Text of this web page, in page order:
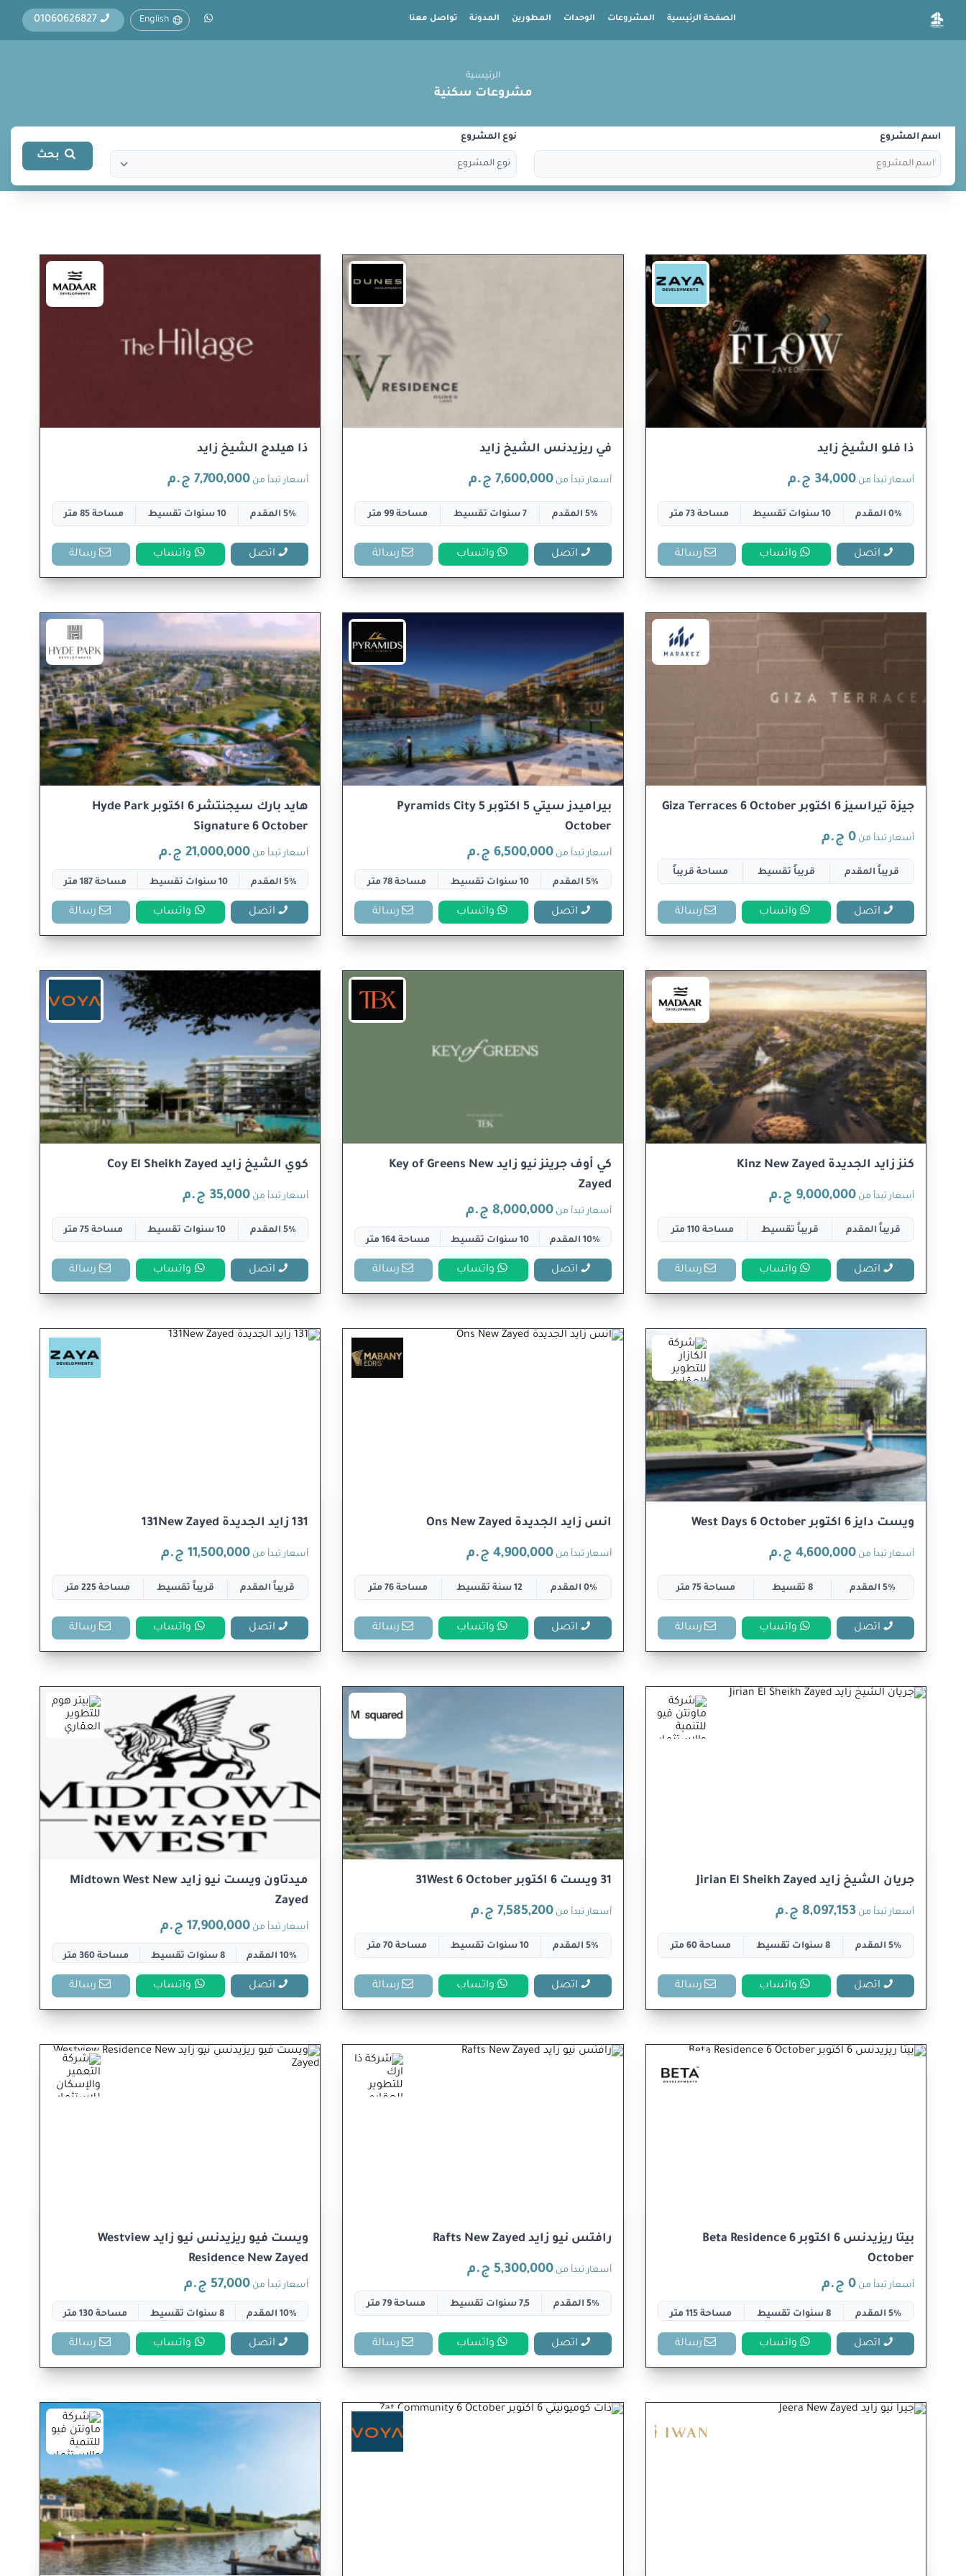
الصفحة الرئيسية المشروعات الوحدات المطورين المدونة تواصل معنا English
01060626827
الرئيسية
مشروعات سكنية
اسم المشروع نوع المشروع
بحث
ذا فلو الشيخ زايد
أسعار تبدأ من 34,000 ج.م
0% المقدم 10 سنوات تقسيط مساحة 73 متر
اتصل واتساب رسالة
في ريزيدنس الشيخ زايد
أسعار تبدأ من7,600,000 ج.م
5% المقدم 7 سنوات تقسيط مساحة 99 متر
اتصل واتساب رسالة
ذا هيلدج الشيخ زايد
أسعار تبدأ من 7,700,000 ج.م
5% المقدم 10 سنوات تقسيط مساحة 85 متر
اتصل واتساب رسالة
جيزة تيراسيز 6 اكتوبر Giza Terraces 6 October
أسعار تبدأ من 0 ج.م
قريباً المقدم قريباً تقسيط مساحة قريباً
اتصل واتساب رسالة
بيراميدز سيتي 5 اكتوبر Pyramids City 5
October
أسعار تبدأ من6,500,000 ج.م
5% المقدم 10 سنوات تقسيط مساحة 78 متر
اتصل واتساب رسالة
هايد بارك سيجنتشر 6 اكتوبر Hyde Park
Signature 6 October
أسعار تبدأ من 21,000,000 ج.م
5% المقدم 10 سنوات تقسيط مساحة 187 متر
اتصل واتساب رسالة
كنز زايد الجديدة Kinz New Zayed
أسعار تبدأ من 9,000,000 ج.م
قريباً المقدم قريباً تقسيط مساحة 110 متر
اتصل واتساب رسالة
كي أوف جرينز نيو زايد Key of Greens New
Zayed
أسعار تبدأ من8,000,000 ج.م
10% المقدم 10 سنوات تقسيط مساحة 164 متر
اتصل واتساب رسالة
كوي الشيخ زايد Coy El Sheikh Zayed
أسعار تبدأ من 35,000 ج.م
5% المقدم 10 سنوات تقسيط مساحة 75 متر
اتصل واتساب رسالة
ويست دايز 6 اكتوبر West Days 6 October
أسعار تبدأ من 4,600,000 ج.م
5% المقدم 8 تقسيط مساحة 75 متر
اتصل واتساب رسالة
انس زايد الجديدة Ons New Zayed
أسعار تبدأ من4,900,000 ج.م
0% المقدم 12 سنة تقسيط مساحة 76 متر
اتصل واتساب رسالة
131 زايد الجديدة 131New Zayed
أسعار تبدأ من 11,500,000 ج.م
قريباً المقدم قريباً تقسيط مساحة 225 متر
اتصل واتساب رسالة
جريان الشيخ زايد Jirian El Sheikh Zayed
أسعار تبدأ من 8,097,153 ج.م
5% المقدم 8 سنوات تقسيط مساحة 60 متر
اتصل واتساب رسالة
31 ويست 6 اكتوبر 31West 6 October
أسعار تبدأ من7,585,200 ج.م
5% المقدم 10 سنوات تقسيط مساحة 70 متر
اتصل واتساب رسالة
ميدتاون ويست نيو زايد Midtown West New
Zayed
أسعار تبدأ من 17,900,000 ج.م
10% المقدم 8 سنوات تقسيط مساحة 360 متر
اتصل واتساب رسالة
بيتا ريزيدنس 6 اكتوبر Beta Residence 6
October
أسعار تبدأ من 0 ج.م
5% المقدم 8 سنوات تقسيط مساحة 115 متر
اتصل واتساب رسالة
رافتس نيو زايد Rafts New Zayed
أسعار تبدأ من5,300,000 ج.م
5% المقدم 7,5 سنوات تقسيط مساحة 79 متر
اتصل واتساب رسالة
ويست فيو ريزيدنس نيو زايد Westview
Residence New Zayed
أسعار تبدأ من 57,000 ج.م
10% المقدم 8 سنوات تقسيط مساحة 130 متر
اتصل واتساب رسالة